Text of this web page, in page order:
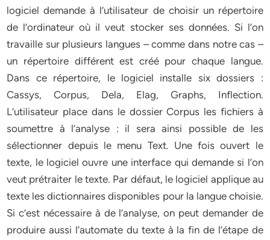
logiciel demande à l’utilisateur de choisir un répertoire
de l’ordinateur où il veut stocker ses données. Si l’on
travaille sur plusieurs langues – comme dans notre cas –
un répertoire différent est créé pour chaque langue.
Dans ce répertoire, le logiciel installe six dossiers :
Cassys, Corpus, Dela, Elag, Graphs, Inflection.
L’utilisateur place dans le dossier Corpus les fichiers à
soumettre à l’analyse : il sera ainsi possible de les
sélectionner depuis le menu Text. Une fois ouvert le
texte, le logiciel ouvre une interface qui demande si l’on
veut prétraiter le texte. Par défaut, le logiciel applique au
texte les dictionnaires disponibles pour la langue choisie.
Si c’est nécessaire à de l’analyse, on peut demander de
produire aussi l’automate du texte à la fin de l’étape de